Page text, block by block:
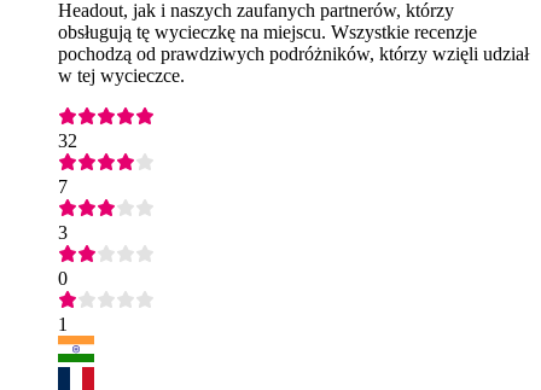
Headout, jak i naszych zaufanych partnerów, którzy
obsługują tę wycieczkę na miejscu. Wszystkie recenzje
pochodzą od prawdziwych podróżników, którzy wzięli udział
w tej wycieczce.
32
7
3
0
1